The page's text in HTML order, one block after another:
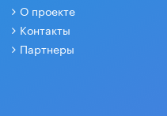
О проекте
Контакты
Партнеры